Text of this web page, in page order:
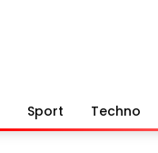
Sport Techno